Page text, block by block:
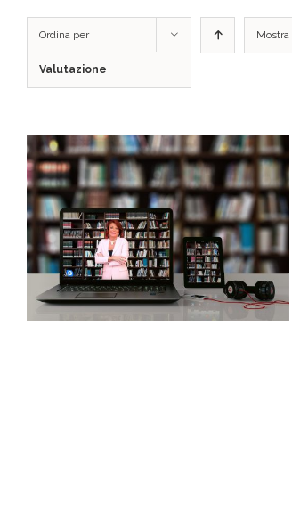
Ordina per
Valutazione
Mostra